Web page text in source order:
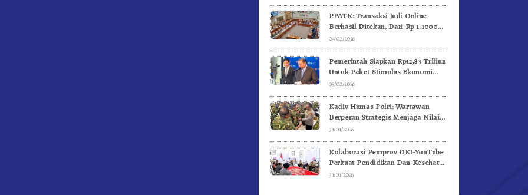
PPATK: Transaksi Judi Online
Berhasil Ditekan, Dari Rp 1.1000
Triliun Menjadi Rp 268 Triliun
04/02/2026
Pemerintah Siapkan Rp12,83 Triliun
Untuk Paket Stimulus Ekonomi
Kuartal I-2026
03/02/2026
Kadiv Humas Polri: Wartawan
Berperan Strategis Menjaga Nilai
Kebangsaan, Demokrasi, dan NKRI
31/01/2026
Kolaborasi Pemprov DKI-YouTube
Perkuat Pendidikan Dan Kesehatan
Mental
31/01/2026